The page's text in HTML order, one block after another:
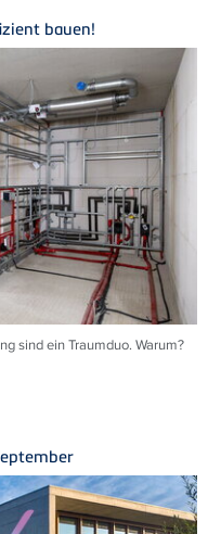
bauen!
sind ein Traumduo. Warum?